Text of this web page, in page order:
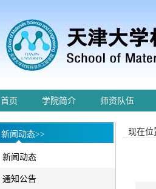
首页 学院简介 师资队伍
新闻动态>>
新闻动态
通知公告
现在位